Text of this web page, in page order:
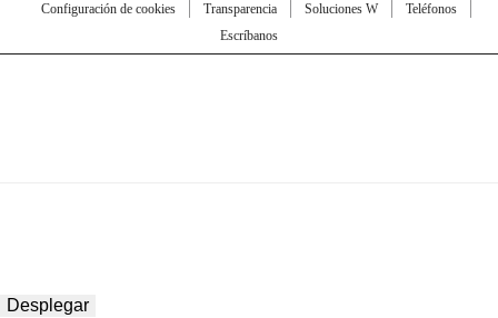
Configuración de cookies
Transparencia Soluciones W
Teléfonos
Escríbanos
Desplegar